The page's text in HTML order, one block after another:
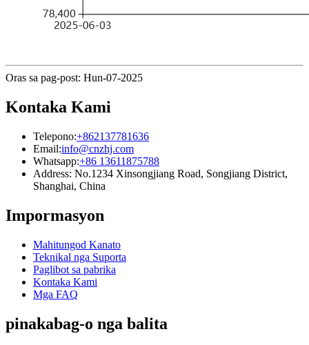
Oras sa pag-post: Hun-07-2025
Kontaka Kami
Telepono:+862137781636
Email:info@cnzhj.com
Whatsapp:+86 13611875788
Address: No.1234 Xinsongjiang Road, Songjiang District,
Shanghai, China
Impormasyon
Mahitungod Kanato
Teknikal nga Suporta
Paglibot sa pabrika
Kontaka Kami
Mga FAQ
pinakabag-o nga balita